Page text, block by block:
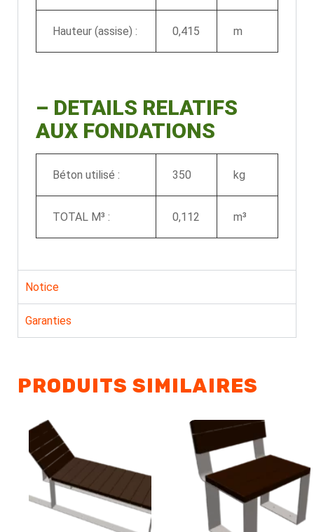
Hauteur (assise) : 0,415 m
– DETAILS RELATIFS
AUX FONDATIONS
Béton utilisé : 350 kg
TOTAL M³ : 0,112 m³
Notice
Garanties
PRODUITS SIMILAIRES